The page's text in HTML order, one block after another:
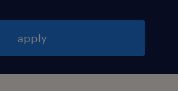
apply